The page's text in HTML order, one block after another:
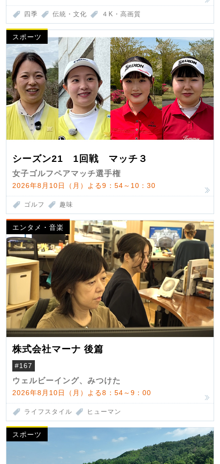
四季 伝統・文化 ４K・高画質
スポーツ
シーズン21 1回戦 マッチ３
女子ゴルフペアマッチ選手権
2026年8月10日（月）よる9：54～10：30
ゴルフ 趣味
エンタメ・音楽
株式会社マーナ 後篇
#167
ウェルビーイング、みつけた
2026年8月10日（月）よる8：54～9：00
ライフスタイル ヒューマン
スポーツ